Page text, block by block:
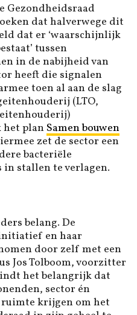
Gezondheidsraad
dat halverwege dit
dat er ‘waarschijnlijk
tussen
in de nabijheid van
heeft die signalen
toen al aan de slag
(LTO,
het plan Samen bouwen
zet de sector een
bacteriële
in stallen te verlagen.
belang. De
en haar
door zelf met een
Jos Tolboom, voorzitter
het belangrijk dat
sector én
krijgen om het